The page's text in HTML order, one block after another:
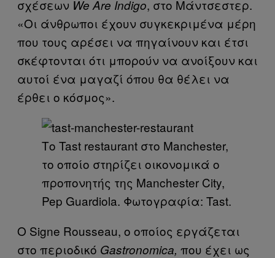
σχέσεων We Αre Indigo, στο Μάντσεστερ.
«Οι άνθρωποι έχουν συγκεκριμένα μέρη
που τους αρέσει να πηγαίνουν και έτσι
σκέφτονται ότι μπορούν να ανοίξουν και
αυτοί ένα μαγαζί όπου θα θέλει να
έρθει ο κόσμος».
Το Tast restaurant στο Manchester,
το οποίο στηρίζει οικονομικά ο
προπονητής της Manchester City,
Pep Guardiola. Φωτογραφία: Tast.
Ο Signe Rousseau, ο οποίος εργάζεται
στο περιοδικό Gastronomica, που έχει ως